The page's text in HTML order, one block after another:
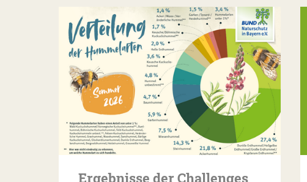
Ergebnisse der Challenges